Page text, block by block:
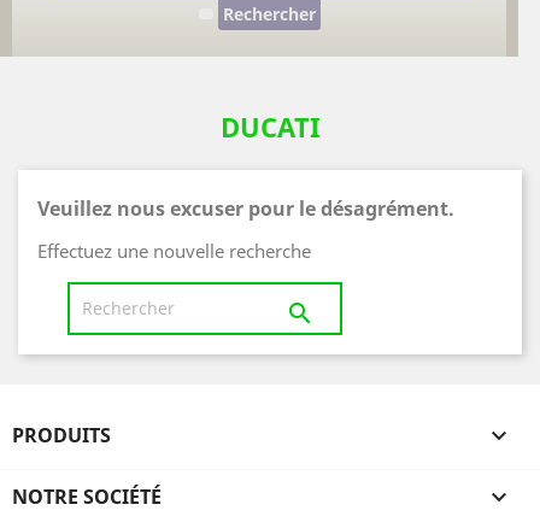
Rechercher
DUCATI
Veuillez nous excuser pour le désagrément.
Effectuez une nouvelle recherche

PRODUITS 
NOTRE SOCIÉTÉ 